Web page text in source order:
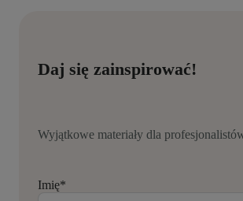
Daj się zainspirować!
Wyjątkowe materiały dla
Imię*